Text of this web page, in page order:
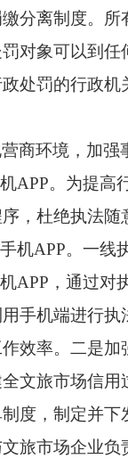
分离制度。所
对象可以到任
处罚的行政机
营商环境，加
APP。为提高
，杜绝执法随
机APP。一线
APP，通过对
手机端进行执
效率。二是加
文旅市场信用
度，制定并下
旅市场企业负